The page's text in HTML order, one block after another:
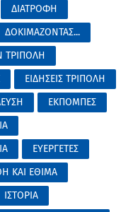
ΔΙΑΤΡΟΦΗ
ΔΟΚΙΜΑΖΟΝΤΑΣ...
ΤΡΙΠΟΛΗ
ΕΙΔΗΣΕΙΣ ΤΡΙΠΟΛΗ
ΕΚΠΟΜΠΕΣ
ΕΥΕΡΓΕΤΕΣ
ΚΑΙ ΕΘΙΜΑ
ΙΣΤΟΡΙΑ